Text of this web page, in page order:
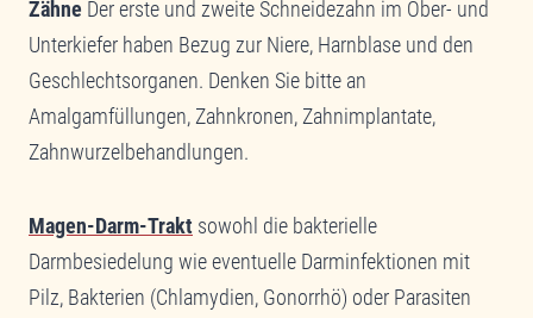
Zähne Der erste und zweite Schneidezahn im Ober- und
Unterkiefer haben Bezug zur Niere, Harnblase und den
Geschlechtsorganen. Denken Sie bitte an
Amalgamfüllungen, Zahnkronen, Zahnimplantate,
Zahnwurzelbehandlungen.
Magen-Darm-Trakt sowohl die bakterielle
Darmbesiedelung wie eventuelle Darminfektionen mit
Pilz, Bakterien (Chlamydien, Gonorrhö) oder Parasiten